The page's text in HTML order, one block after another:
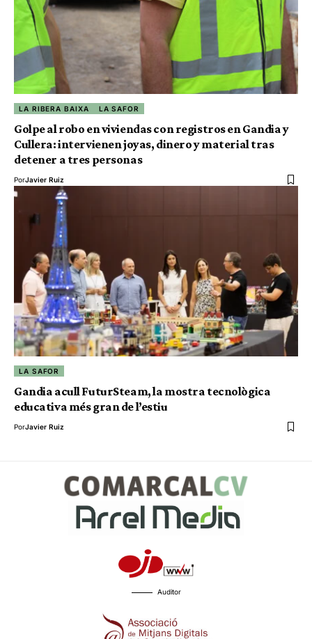
LA RIBERA BAIXA LA SAFOR
Golpe al robo en viviendas con registros en Gandia y
Cullera: intervienen joyas, dinero y material tras
detener a tres personas
PorJavier Ruiz
LA SAFOR
Gandia acull FuturSteam, la mostra tecnològica
educativa més gran de l’estiu
PorJavier Ruiz
Auditor